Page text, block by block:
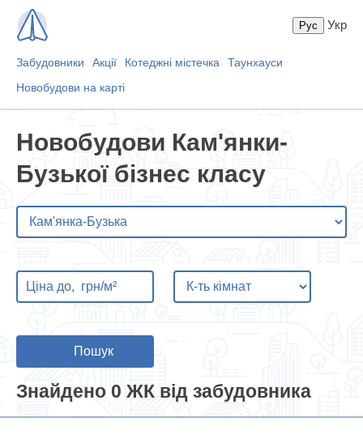
Забудовники Акції Котеджні містечка
Таунхауси
Новобудови на карті
Укр
Новобудови Кам'янки-
Бузької бізнес класу
Пошук
Знайдено 0 ЖК від забудовника